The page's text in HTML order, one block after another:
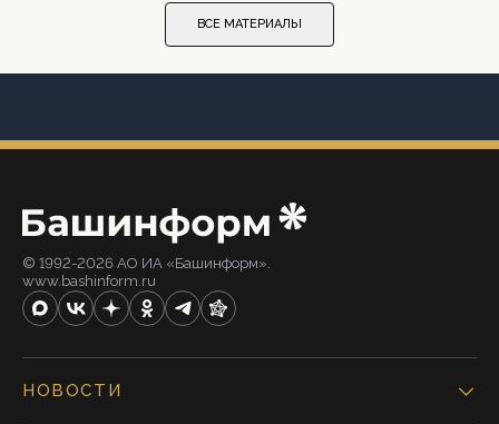
ВСЕ МАТЕРИАЛЫ
© 1992-2026 АО ИА «Башинформ».
www.bashinform.ru
НОВОСТИ